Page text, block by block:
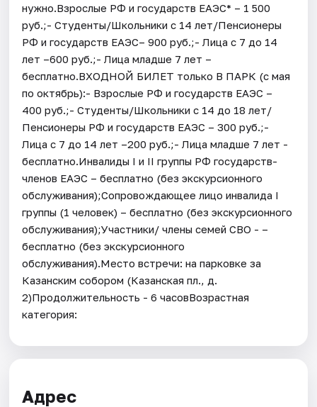
нужно.Взрослые РФ и государств ЕАЭС* – 1 500
руб.;- Студенты/Школьники с 14 лет/Пенсионеры
РФ и государств ЕАЭС– 900 руб.;- Лица с 7 до 14
лет –600 руб.;- Лица младше 7 лет –
бесплатно.ВХОДНОЙ БИЛЕТ только В ПАРК (с мая
по октябрь):- Взрослые РФ и государств ЕАЭС –
400 руб.;- Студенты/Школьники с 14 до 18 лет/
Пенсионеры РФ и государств ЕАЭС – 300 руб.;-
Лица с 7 до 14 лет –200 руб.;- Лица младше 7 лет -
бесплатно.Инвалиды I и II группы РФ государств-
членов ЕАЭС – бесплатно (без экскурсионного
обслуживания);Сопровождающее лицо инвалида I
группы (1 человек) – бесплатно (без экскурсионного
обслуживания);Участники/ члены семей СВО - –
бесплатно (без экскурсионного
обслуживания).Место встречи: на парковке за
Казанским собором (Казанская пл., д.
2)Продолжительность - 6 часовВозрастная
категория:
Адрес